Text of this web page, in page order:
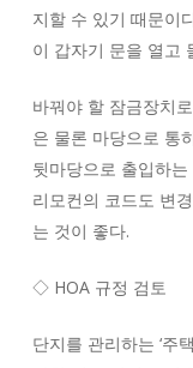
지할 수 있기 때문이
이 갑자기 문을 열고
바꿔야 할 잠금장치
은 물론 마당으로 통
뒷마당으로 출입하
리모컨의 코드도 변
는 것이 좋다.
◇ HOA 규정 검토
단지를 관리하는 ‘주